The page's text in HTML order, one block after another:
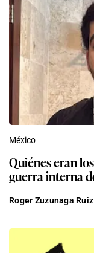
México
Quiénes eran
guerra interna
Roger Zuzunaga Ruiz